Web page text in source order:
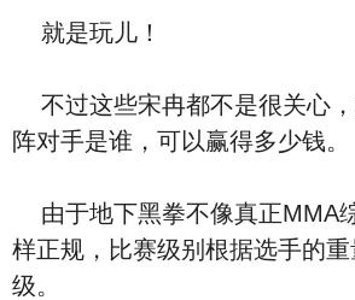
就是玩儿！
不过这些宋冉都不是很关心
阵对手是谁，可以赢得多少钱。
由于地下黑拳不像真正MMA
样正规，比赛级别根据选手的
级。